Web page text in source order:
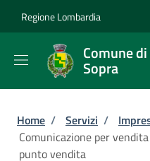
Regione Lombardia
Comune
Sopra
Briciole di
Home / Servizi /
Comunicazione per
punto vendita